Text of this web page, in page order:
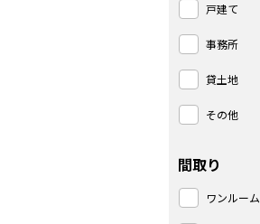
戸建て
事務所
貸土地
その他
間取り
ワンルーム